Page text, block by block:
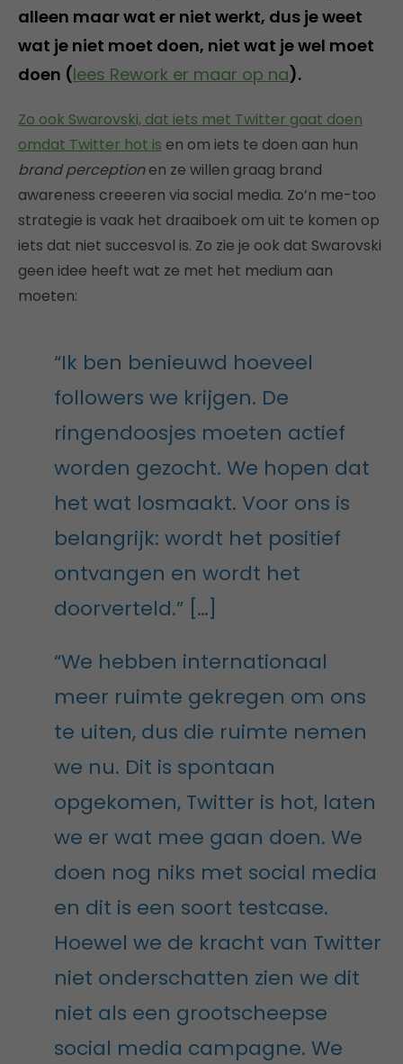
alleen maar wat er niet werkt, dus je weet
wat je niet moet doen, niet wat je wel moet
doen (lees Rework er maar op na).
Zo ook Swarovski, dat iets met Twitter gaat doen
omdat Twitter hot is en om iets te doen aan hun
brand perceptionen ze willen graag brand
awareness creeeren via social media. Zo’n me-too
strategie is vaak het draaiboek om uit te komen op
iets dat niet succesvol is. Zo zie je ook dat Swarovski
geen idee heeft wat ze met het medium aan
moeten:
“Ik ben benieuwd hoeveel
followers we krijgen. De
ringendoosjes moeten actief
worden gezocht. We hopen dat
het wat losmaakt. Voor ons is
belangrijk: wordt het positief
ontvangen en wordt het
doorverteld.” […]
“We hebben internationaal
meer ruimte gekregen om ons
te uiten, dus die ruimte nemen
we nu. Dit is spontaan
opgekomen, Twitter is hot, laten
we er wat mee gaan doen. We
doen nog niks met social media
en dit is een soort testcase.
Hoewel we de kracht van Twitter
niet onderschatten zien we dit
niet als een grootscheepse
social media campagne. We